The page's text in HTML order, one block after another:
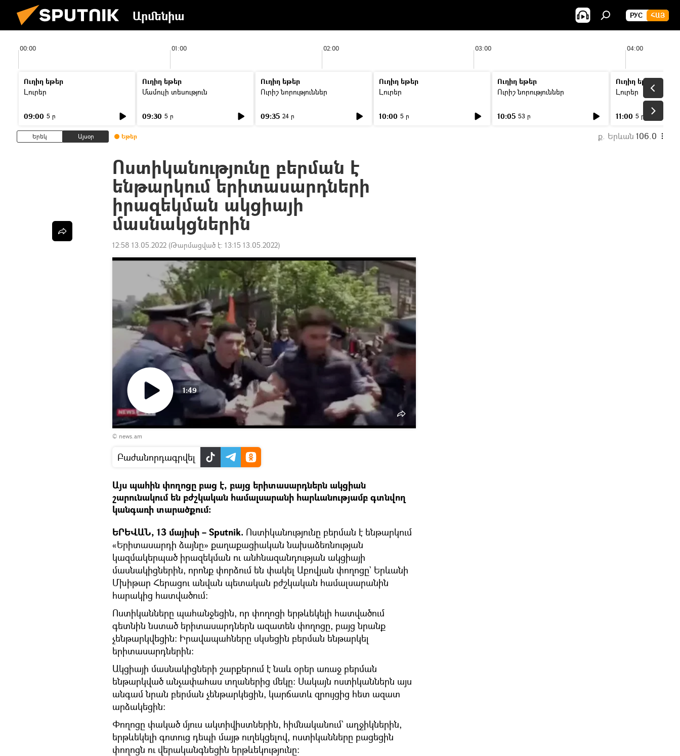
Արմենիա РУС ՀԱՅ
00:00 01:00 02:00 03:00 04:00
Ուղիղ եթեր
Լուրեր
09:00 5 ր
Ուղիղ եթեր
Մամուլի տեսություն
09:30 5 ր
Ուղիղ եթեր
Ուրիշ նորություններ
09:35 24 ր
Ուղիղ եթեր
Լուրեր
10:00 5 ր
Ուղիղ եթեր
Ուրիշ նորություններ
10:05 53 ր
Ուղիղ եթեր
Լուրեր
11:00 5 ր
Երեկ Այսօր Եթեր ք. Երևան 106.0
Ոստիկանությունը բերման է
ենթարկում երիտասարդների
իրազեկման ակցիայի
մասնակցներին
12:58 13.05.2022 (Թարմացված է: 13:15 13.05.2022)
Դիտել
1:49
© news.am
Բաժանորդագրվել
Այս պահին փողոցը բաց է, բայց երիտասարդներն ակցիան
շարունակում են բժշկական համալսարանի հարևանությամբ գտնվող
կանգառի տարածքում։
ԵՐԵՎԱՆ, 13 մայիսի – Sputnik. Ոստիկանությունը բերման է ենթարկում
«Երիտասարդի ձայնը» քաղաքացիական նախաձեռնության
կազմակերպած իրազեկման ու անհնազանդության ակցիայի
մասնակիցներին, որոնք փորձում են փակել Աբովյան փողոցը` Երևանի
Մխիթար Հերացու անվան պետական բժշկական համալսարանին
հարակից հատվածում։
Ոստիկանները պահանջեցին, որ փողոցի երթևեկելի հատվածում
գետնին նստած երիտասարդներն ազատեն փողոցը, բայց նրանք
չենթարկվեցին։ Իրավապահները սկսեցին բերման ենթարկել
երիտասարդներին։
Ակցիայի մասնակիցների շարքերում է նաև օրեր առաջ բերման
ենթարկված անչափահաս տղաներից մեկը։ Սակայն ոստիկաններն այս
անգամ նրան բերման չենթարկեցին, կարճատև զրույցից հետ ազատ
արձակեցին։
Փողոցը փակած մյուս ակտիվիստներին, հիմնականում` աղջիկներին,
երթևեկելի գոտուց դեպի մայթ ուղեկցելով, ոստիկանները բացեցին
փողոցն ու վերականգնեցին երթևեկությունը։